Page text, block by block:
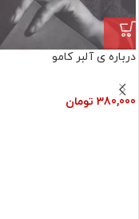
درباره ی آلبر کامو
380,000 تومان